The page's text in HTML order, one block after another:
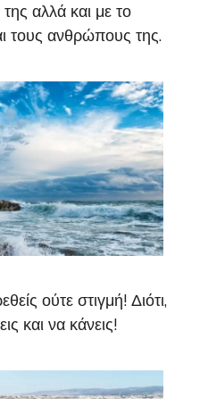
αλλά και με το
τους ανθρώπους της.
ούτε στιγμή! Διότι,
και να κάνεις!